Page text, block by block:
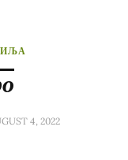
4, 2022